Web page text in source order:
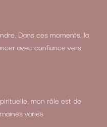
Dans ces moments, la
avec confiance vers
mon rôle est de
variés